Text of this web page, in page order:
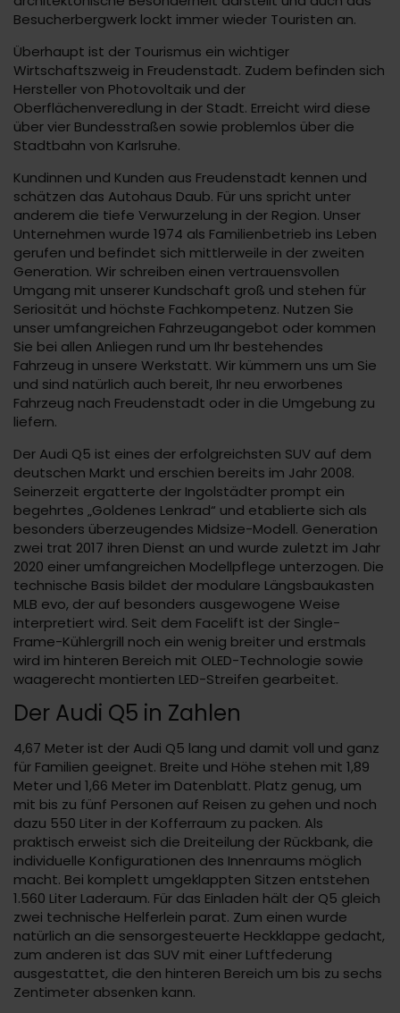
Besucherbergwerk lockt immer wieder Touristen an.
Überhaupt ist der Tourismus ein wichtiger
Wirtschaftszweig in Freudenstadt. Zudem befinden sich
Hersteller von Photovoltaik und der
Oberflächenveredlung in der Stadt. Erreicht wird diese
über vier Bundesstraßen sowie problemlos über die
Stadtbahn von Karlsruhe.
Kundinnen und Kunden aus Freudenstadt kennen und
schätzen das Autohaus Daub. Für uns spricht unter
anderem die tiefe Verwurzelung in der Region. Unser
Unternehmen wurde 1974 als Familienbetrieb ins Leben
gerufen und befindet sich mittlerweile in der zweiten
Generation. Wir schreiben einen vertrauensvollen
Umgang mit unserer Kundschaft groß und stehen für
Seriosität und höchste Fachkompetenz. Nutzen Sie
unser umfangreichen Fahrzeugangebot oder kommen
Sie bei allen Anliegen rund um Ihr bestehendes
Fahrzeug in unsere Werkstatt. Wir kümmern uns um Sie
und sind natürlich auch bereit, Ihr neu erworbenes
Fahrzeug nach Freudenstadt oder in die Umgebung zu
liefern.
Der Audi Q5 ist eines der erfolgreichsten SUV auf dem
deutschen Markt und erschien bereits im Jahr 2008.
Seinerzeit ergatterte der Ingolstädter prompt ein
begehrtes „Goldenes Lenkrad“ und etablierte sich als
besonders überzeugendes Midsize-Modell. Generation
zwei trat 2017 ihren Dienst an und wurde zuletzt im Jahr
2020 einer umfangreichen Modellpflege unterzogen. Die
technische Basis bildet der modulare Längsbaukasten
MLB evo, der auf besonders ausgewogene Weise
interpretiert wird. Seit dem Facelift ist der Single-
Frame-Kühlergrill noch ein wenig breiter und erstmals
wird im hinteren Bereich mit OLED-Technologie sowie
waagerecht montierten LED-Streifen gearbeitet.
Der Audi Q5 in Zahlen
4,67 Meter ist der Audi Q5 lang und damit voll und ganz
für Familien geeignet. Breite und Höhe stehen mit 1,89
Meter und 1,66 Meter im Datenblatt. Platz genug, um
mit bis zu fünf Personen auf Reisen zu gehen und noch
dazu 550 Liter in der Kofferraum zu packen. Als
praktisch erweist sich die Dreiteilung der Rückbank, die
individuelle Konfigurationen des Innenraums möglich
macht. Bei komplett umgeklappten Sitzen entstehen
1.560 Liter Laderaum. Für das Einladen hält der Q5 gleich
zwei technische Helferlein parat. Zum einen wurde
natürlich an die sensorgesteuerte Heckklappe gedacht,
zum anderen ist das SUV mit einer Luftfederung
ausgestattet, die den hinteren Bereich um bis zu sechs
Zentimeter absenken kann.